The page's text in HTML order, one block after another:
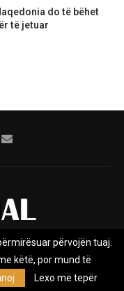
do të bëhet
të jetuar
Kontakt
përvojën tuaj.
këtë, por mund të
Lexo më tepër